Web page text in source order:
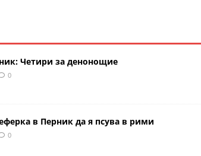
Четири за денонощие
0
в Перник да я псува в рими
0